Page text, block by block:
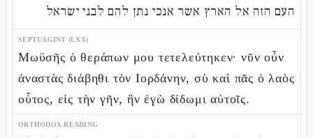
העם הזה אל הארץ אשר אנכי נתן להם לבני ישראל
SEPTUAGINT (LXX)
Μωϋσῆς ὁ θεράπων μου τετελεύτηκεν· νῦν οὖν
ἀναστὰς διάβηθι τὸν Ιορδάνην, σὺ καὶ πᾶς ὁ λαὸς
οὗτος, εἰς τὴν γῆν, ἣν ἐγὼ δίδωμι αὐτοῖς.
ORTHODOX READING